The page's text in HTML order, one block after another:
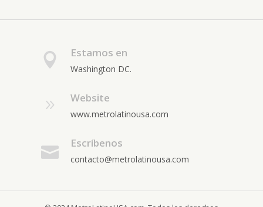
Estamos en
Washington DC.
Website
www.metrolatinousa.com
Escríbenos
contacto@metrolatinousa.com